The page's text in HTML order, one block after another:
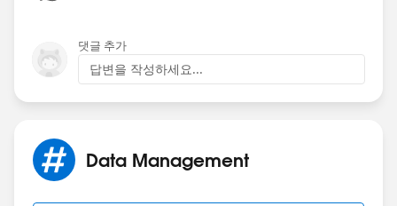
댓글 추가
답변을 작성하세요...
Data Management